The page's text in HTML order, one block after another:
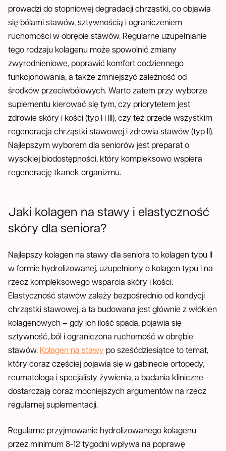
prowadzi do stopniowej degradacji chrząstki, co objawia
się bólami stawów, sztywnością i ograniczeniem
ruchomości w obrębie stawów. Regularne uzupełnianie
tego rodzaju kolagenu może spowolnić zmiany
zwyrodnieniowe, poprawić komfort codziennego
funkcjonowania, a także zmniejszyć zależność od
środków przeciwbólowych. Warto zatem przy wyborze
suplementu kierować się tym, czy priorytetem jest
zdrowie skóry i kości (typ I i III), czy też przede wszystkim
regeneracja chrząstki stawowej i zdrowia stawów (typ II).
Najlepszym wyborem dla seniorów jest preparat o
wysokiej biodostępności, który kompleksowo wspiera
regenerację tkanek organizmu.
Jaki kolagen na stawy i elastyczność
skóry dla seniora?
Najlepszy kolagen na stawy dla seniora to kolagen typu II
w formie hydrolizowanej, uzupełniony o kolagen typu I na
rzecz kompleksowego wsparcia skóry i kości.
Elastyczność stawów zależy bezpośrednio od kondycji
chrząstki stawowej, a ta budowana jest głównie z włókien
kolagenowych – gdy ich ilość spada, pojawia się
sztywność, ból i ograniczona ruchomość w obrębie
stawów. Kolagen na stawy po sześćdziesiątce to temat,
który coraz częściej pojawia się w gabinecie ortopedy,
reumatologa i specjalisty żywienia, a badania kliniczne
dostarczają coraz mocniejszych argumentów na rzecz
regularnej suplementacji.
Regularne przyjmowanie hydrolizowanego kolagenu
przez minimum 8-12 tygodni wpływa na poprawę